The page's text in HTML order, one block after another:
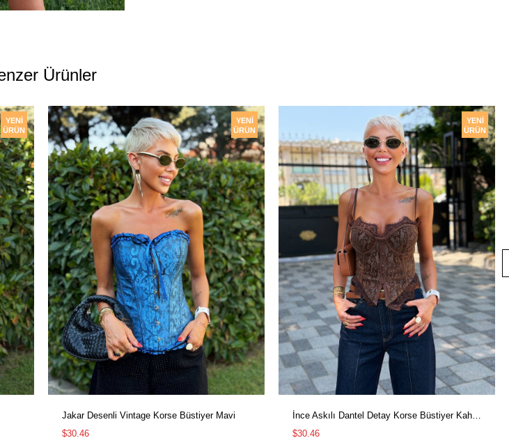
Ürünler
YENI
ÜRÜN
Jakar Desenli Vintage Korse Büstiyer Mavi
$30.46
YENI
ÜRÜN
İnce Askılı Dantel Detay Korse Büstiyer Kahve
$30.46
YENI
ÜRÜN